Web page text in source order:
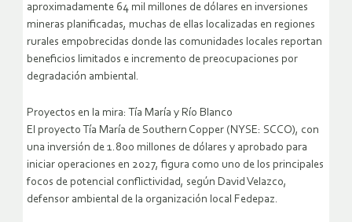
aproximadamente 64 mil millones de dólares en inversiones
mineras planificadas, muchas de ellas localizadas en regiones
rurales empobrecidas donde las comunidades locales reportan
beneficios limitados e incremento de preocupaciones por
degradación ambiental.
Proyectos en la mira: Tía María y Río Blanco
El proyecto Tía María de Southern Copper (NYSE: SCCO), con
una inversión de 1.800 millones de dólares y aprobado para
iniciar operaciones en 2027, figura como uno de los principales
focos de potencial conflictividad, según David Velazco,
defensor ambiental de la organización local Fedepaz.